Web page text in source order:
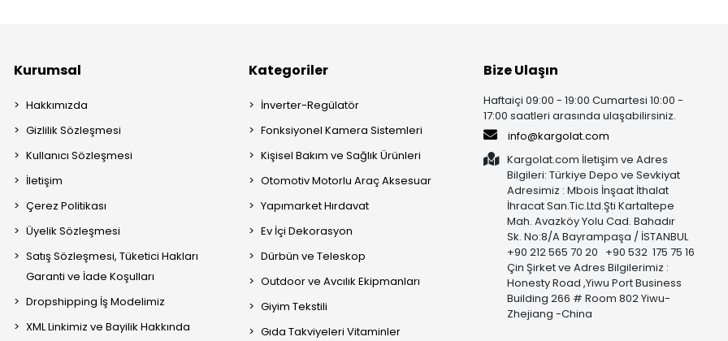
Kurumsal
Hakkımızda
Gizlilik Sözleşmesi
Kullanıcı Sözleşmesi
İletişim
Çerez Politikası
Üyelik Sözleşmesi
Satış Sözleşmesi, Tüketici Hakları
Garanti ve İade Koşulları
Dropshipping İş Modelimiz
XML Linkimiz ve Bayilik Hakkında
Kategoriler
İnverter-Regülatör
Fonksiyonel Kamera Sistemleri
Kişisel Bakım ve Sağlık Ürünleri
Otomotiv Motorlu Araç Aksesuar
Yapımarket Hırdavat
Ev İçi Dekorasyon
Dürbün ve Teleskop
Outdoor ve Avcılık Ekipmanları
Giyim Tekstili
Gıda Takviyeleri Vitaminler
Bize Ulaşın
Haftaiçi 09:00 - 19:00 Cumartesi 10:00 -
17:00 saatleri arasında ulaşabilirsiniz.
info@kargolat.com
Kargolat.com İletişim ve Adres
Bilgileri: Türkiye Depo ve Sevkiyat
Adresimiz : Mbois İnşaat İthalat
İhracat San.Tic.Ltd.Şti Kartaltepe
Mah. Avazköy Yolu Cad. Bahadır
Sk. No:8/A Bayrampaşa / İSTANBUL
+90 212 565 70 20 +90 532 175 75 16
Çin Şirket ve Adres Bilgilerimiz :
Honesty Road ,Yiwu Port Business
Building 266 # Room 802 Yiwu-
Zhejiang -China